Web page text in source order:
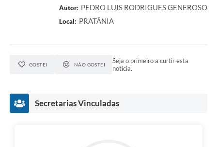
Autor: PEDRO LUIS RODRIGUES GENEROSO
Local: PRATÂNIA
GOSTEI NÃO GOSTEI
Seja o primeiro a curtir esta
notícia.
Secretarias Vinculadas